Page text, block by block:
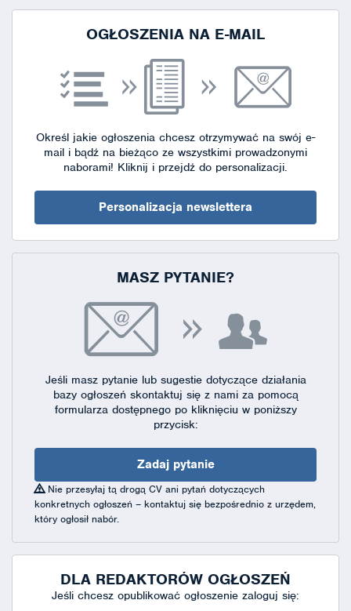
OGŁOSZENIA NA E-MAIL
Określ jakie ogłoszenia chcesz otrzymywać na swój e-
mail i bądź na bieżąco ze wszystkimi prowadzonymi
naborami! Kliknij i przejdź do personalizacji.
Personalizacja newslettera
MASZ PYTANIE?
Jeśli masz pytanie lub sugestie dotyczące działania
bazy ogłoszeń skontaktuj się z nami za pomocą
formularza dostępnegopo kliknięciu w poniższy
przycisk:
Zadaj pytanie
Nie przesyłaj tą drogą CV ani pytań dotyczących
konkretnych ogłoszeń – kontaktuj się bezpośrednio z urzędem,
który ogłosił nabór.
DLA REDAKTORÓW OGŁOSZEŃ
Jeśli chcesz opublikować ogłoszenie zaloguj się: